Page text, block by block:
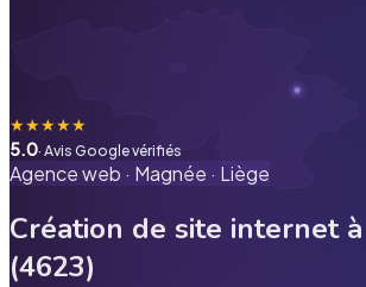
★★★★★
5.0· Avis Google vérifiés
Agence web · Magnée · Liège
Création de site internet à
(4623)